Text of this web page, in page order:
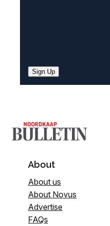
Sign Up
About
About us
About Novus
Advertise
FAQs